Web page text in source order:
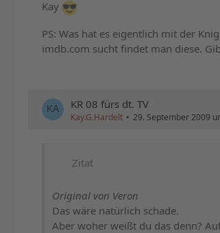
Kay
PS: Was hat es eigentlich mit der
imdb.com sucht findet man diese.
KR 08 fürs dt. TV
Kay.G.Hardelt 29. September 2009
Zitat
Original von Veron
Das wäre natürlich schade.
Aber woher weißt du das denn?